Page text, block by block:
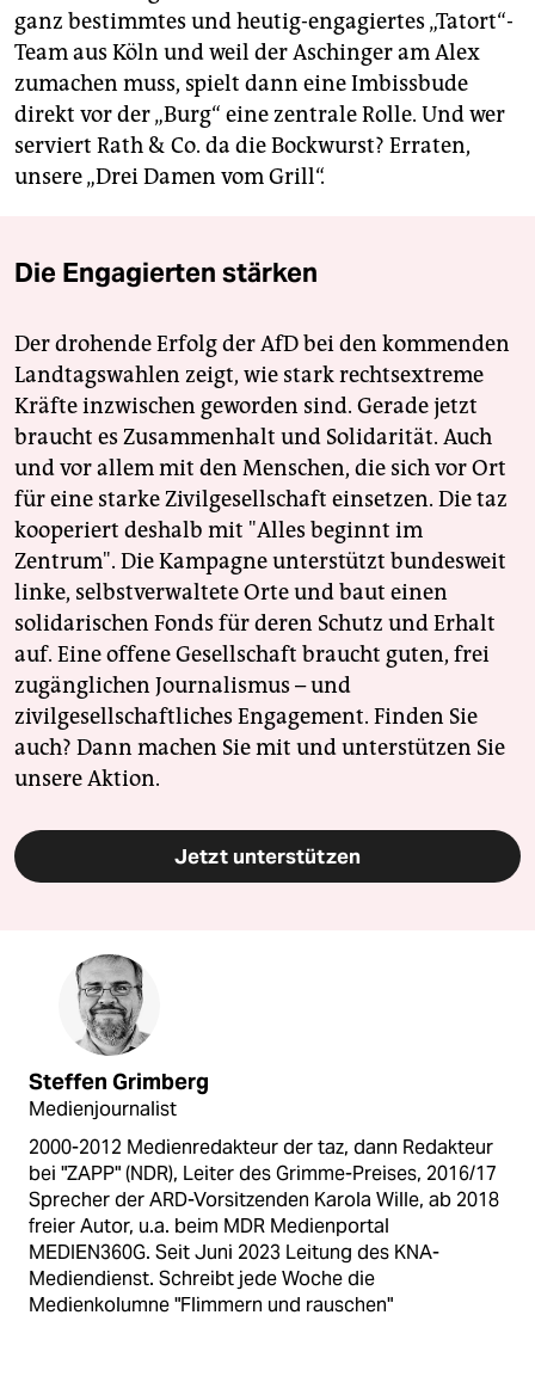
ganz bestimmtes und heutig-engagiertes „Tatort“-
Team aus Köln und weil der Aschinger am Alex
zumachen muss, spielt dann eine Imbissbude
direkt vor der „Burg“ eine zentrale Rolle. Und wer
serviert Rath & Co. da die Bockwurst? Erraten,
unsere „Drei Damen vom Grill“.
Die Engagierten stärken
Der drohende Erfolg der AfD bei den kommenden
Landtagswahlen zeigt, wie stark rechtsextreme
Kräfte inzwischen geworden sind. Gerade jetzt
braucht es Zusammenhalt und Solidarität. Auch
und vor allem mit den Menschen, die sich vor Ort
für eine starke Zivilgesellschaft einsetzen. Die taz
kooperiert deshalb mit "Alles beginnt im
Zentrum". Die Kampagne unterstützt bundesweit
linke, selbstverwaltete Orte und baut einen
solidarischen Fonds für deren Schutz und Erhalt
auf. Eine offene Gesellschaft braucht guten, frei
zugänglichen Journalismus – und
zivilgesellschaftliches Engagement. Finden Sie
auch? Dann machen Sie mit und unterstützen Sie
unsere Aktion.
Jetzt unterstützen
Steffen Grimberg
Medienjournalist
2000-2012 Medienredakteur der taz, dann Redakteur
bei "ZAPP" (NDR), Leiter des Grimme-Preises, 2016/17
Sprecher der ARD-Vorsitzenden Karola Wille, ab 2018
freier Autor, u.a. beim MDR Medienportal
MEDIEN360G. Seit Juni 2023 Leitung des KNA-
Mediendienst. Schreibt jede Woche die
Medienkolumne "Flimmern und rauschen"